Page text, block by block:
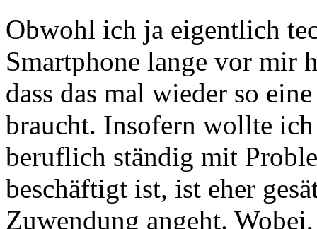
Obwohl ich ja eigentlich
Smartphone lange vor mir
dass das mal wieder so
braucht. Insofern wollte
beruflich ständig mit
beschäftigt ist, ist eher
Zuwendung angeht.